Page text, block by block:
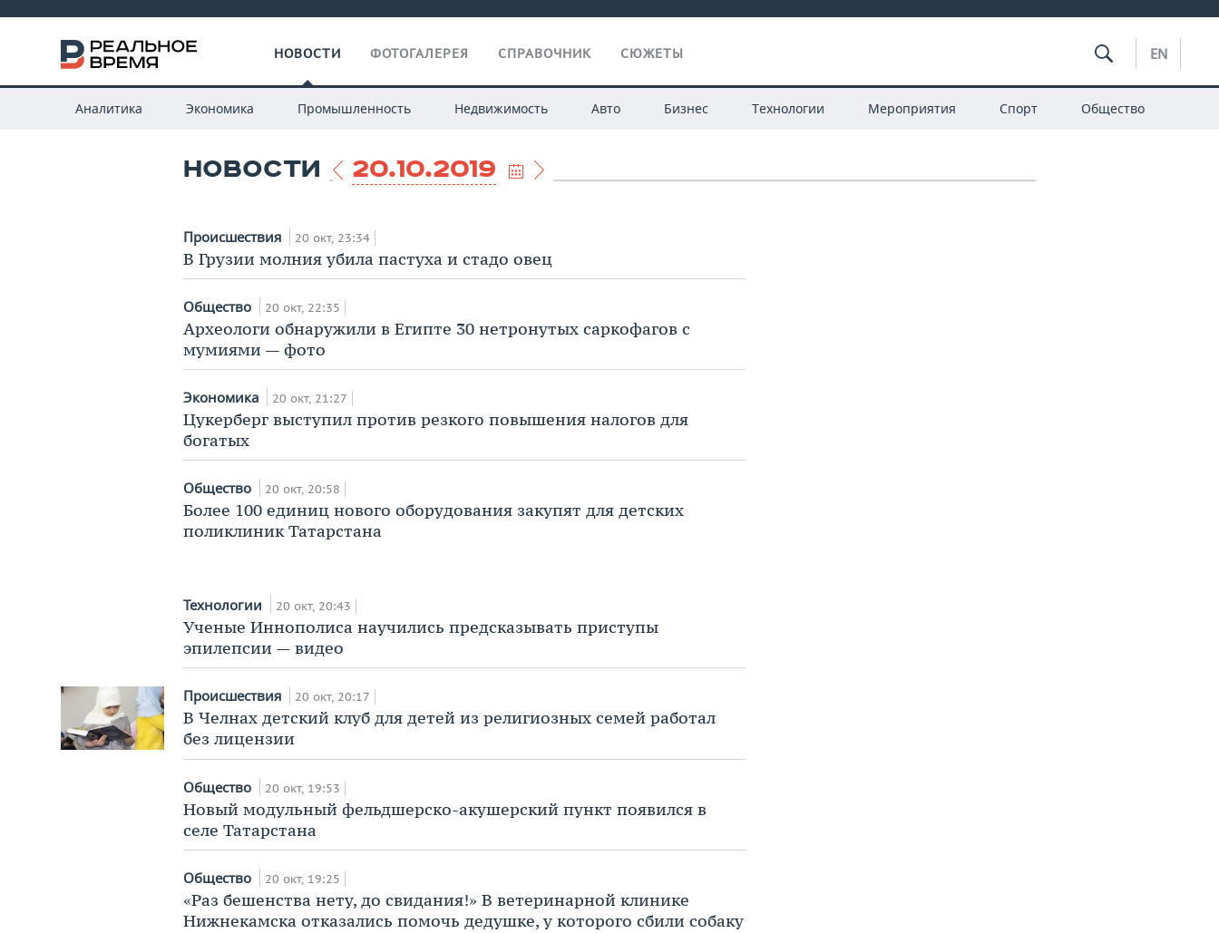
НОВОСТИ ФОТОГАЛЕРЕЯ СПРАВОЧНИК СЮЖЕТЫ EN
Аналитика Экономика Промышленность Недвижимость Авто Бизнес Технологии Мероприятия Спорт Общество
НОВОСТИ 20.10.2019
Происшествия 20 окт, 23:34
В Грузии молния убила пастуха и стадо овец
Общество 20 окт, 22:35
Археологи обнаружили в Египте 30 нетронутых саркофагов с
мумиями — фото
Экономика 20 окт, 21:27
Цукерберг выступил против резкого повышения налогов для
богатых
Общество 20 окт, 20:58
Более 100 единиц нового оборудования закупят для детских
поликлиник Татарстана
Технологии 20 окт, 20:43
Ученые Иннополиса научились предсказывать приступы
эпилепсии — видео
Происшествия 20 окт, 20:17
В Челнах детский клуб для детей из религиозных семей работал
без лицензии
Общество 20 окт, 19:53
Новый модульный фельдшерско-акушерский пункт появился в
селе Татарстана
Общество 20 окт, 19:25
«Раз бешенства нету, до свидания!» В ветеринарной клинике
Нижнекамска отказались помочь дедушке, у которого сбили собаку